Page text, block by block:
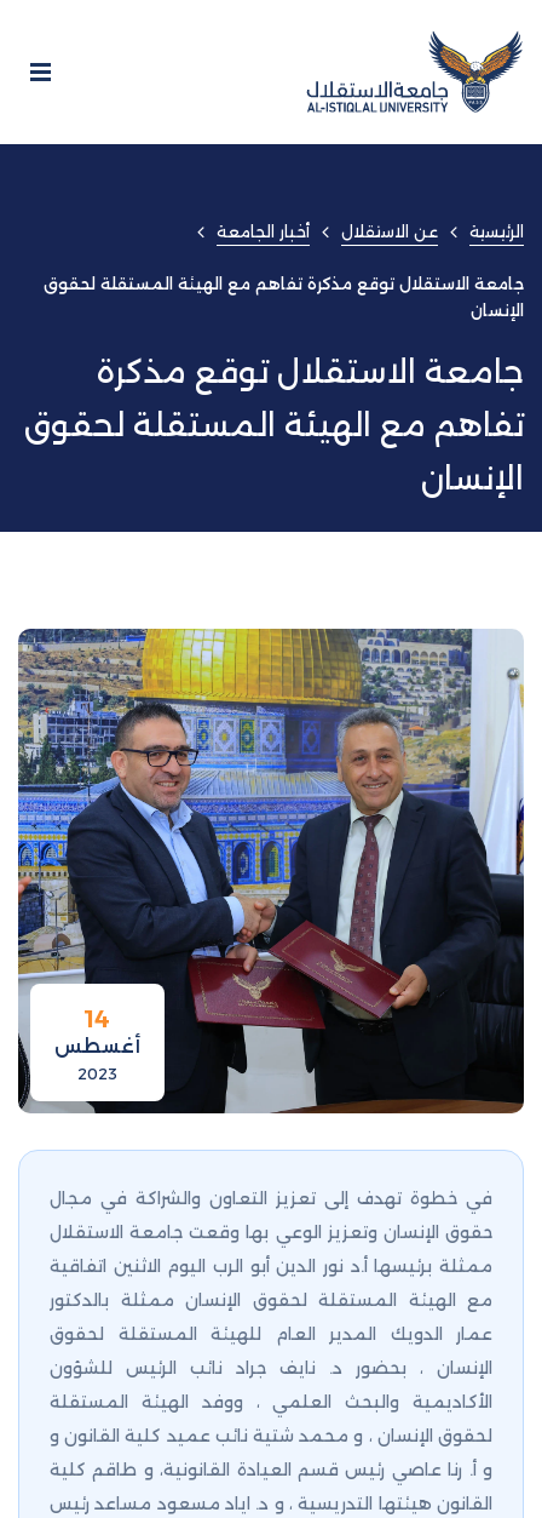
الرئيسية عن الاستقلال أخبار الجامعة
جامعة الاستقلال توقع مذكرة تفاهم مع الهيئة المستقلة لحقوق
الإنسان
جامعة الاستقلال توقع مذكرة
تفاهم مع الهيئة المستقلة لحقوق
الإنسان
14
أغسطس
2023
في خطوة تهدف إلى تعزيز التعاون والشراكة في مجال
حقوق الإنسان وتعزيز الوعي بها وقعت جامعة الاستقلال
ممثلة برئيسها أ.د نور الدين أبو الرب اليوم الاثنين اتفاقية
مع الهيئة المستقلة لحقوق الإنسان ممثلة بالدكتور
عمار الدويك المدير العام للهيئة المستقلة لحقوق
الإنسان ، بحضور د. نايف جراد نائب الرئيس للشؤون
الأكاديمية والبحث العلمي ، ووفد الهيئة المستقلة
لحقوق الإنسان ، و محمد شتية نائب عميد كلية القانون و
و أ. رنا عاصي رئيس قسم العيادة القانونية، و طاقم كلية
القانون هيئتها التدريسية ، و د. اياد مسعود مساعد رئيس